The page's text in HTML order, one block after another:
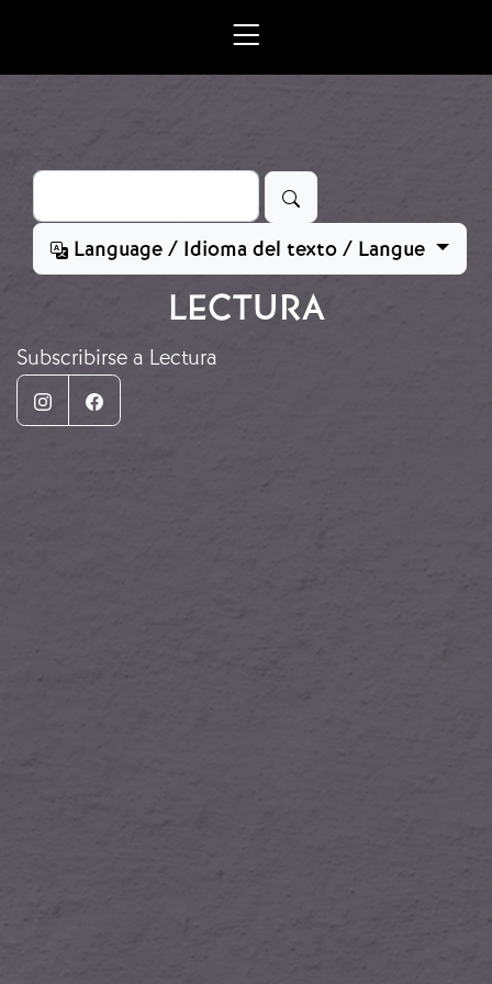
Buscar
Language / Idioma del texto / Langue
LECTURA
Subscribirse a Lectura
InstagramFacebook